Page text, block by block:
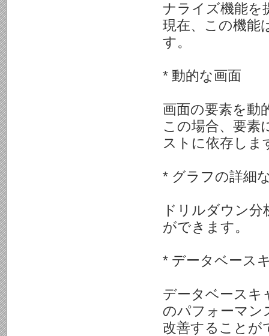
ナライズ機能を
現在、この機能
す。
* 動的な画面
画面の要素を動
この場合、要素
ストに依存しま
* グラフの詳細
ドリルダウン
ができます。
* データベース
データベースキ
のパフォーマン
改善することが